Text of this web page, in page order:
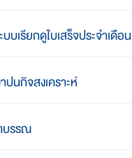
บเรียกดูใบเสร็จประจำเดือน
นกิจสงเคราะห์
บรรณ